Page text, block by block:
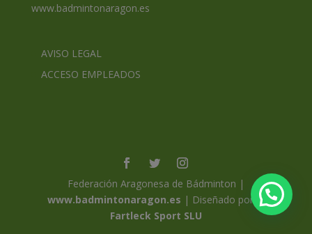
www.badmintonaragon.es
AVISO LEGAL
ACCESO EMPLEADOS
Federación Aragonesa de Bádminton |
www.badmintonaragon.es | Diseñado por ©
Fartleck Sport SLU